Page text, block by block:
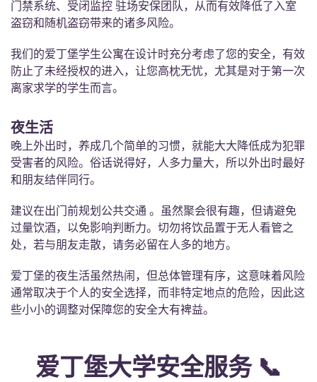
门禁系统、受闭监控 驻场安保团队，从而有效降低了入室
盗窃和随机盗窃带来的诸多风险。
我们的爱丁堡学生公寓在设计时充分考虑了您的安全，有效
防止了未经授权的进入，让您高枕无忧，尤其是对于第一次
离家求学的学生而言。
夜生活
晚上外出时，养成几个简单的习惯，就能大大降低成为犯罪
受害者的风险。俗话说得好，人多力量大，所以外出时最好
和朋友结伴同行。
建议在出门前规划公共交通 。虽然聚会很有趣，但请避免
过量饮酒，以免影响判断力。切勿将饮品置于无人看管之
处，若与朋友走散，请务必留在人多的地方。
爱丁堡的夜生活虽然热闹，但总体管理有序，这意味着风险
通常取决于个人的安全选择，而非特定地点的危险，因此这
些小小的调整对保障您的安全大有裨益。
爱丁堡大学安全服务 📞